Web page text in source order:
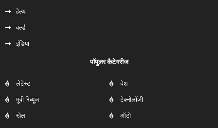
हेल्‍थ
वर्ल्ड
इंडिया
पॉपुलर कैटेगरीज
लेटेस्ट
मूवी रिव्यूज
खेल
देश
टेक्नोलॉजी
ऑटो